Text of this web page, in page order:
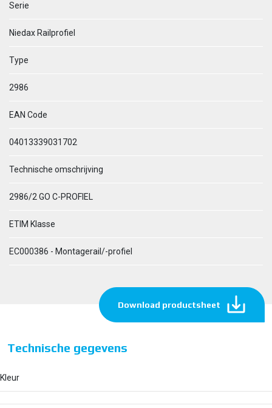
Serie
Niedax Railprofiel
Type
2986
EAN Code
04013339031702
Technische omschrijving
2986/2 GO C-PROFIEL
ETIM Klasse
EC000386 - Montagerail/-profiel
Download productsheet
Technische gegevens
Kleur